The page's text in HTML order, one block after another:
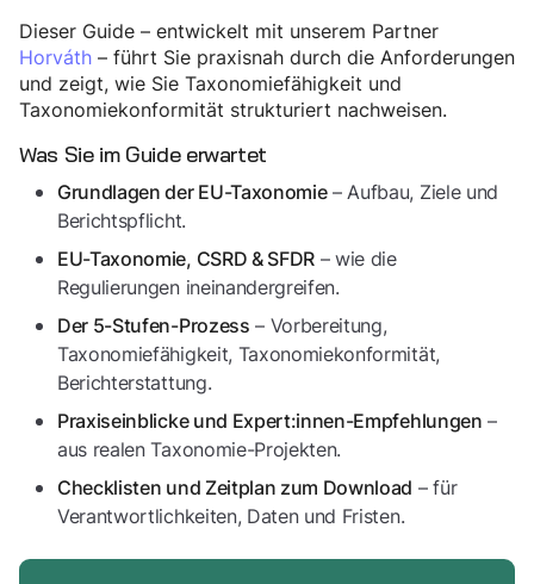
Dieser Guide – entwickelt mit unserem Partner
Horváth – führt Sie praxisnah durch die Anforderungen
und zeigt, wie Sie Taxonomiefähigkeit und
Taxonomiekonformität strukturiert nachweisen.
Was Sie im Guide erwartet
Grundlagen der EU-Taxonomie– Aufbau, Ziele und
Berichtspflicht.
EU-Taxonomie, CSRD & SFDR – wie die
Regulierungen ineinandergreifen.
Der 5-Stufen-Prozess – Vorbereitung,
Taxonomiefähigkeit, Taxonomiekonformität,
Berichterstattung.
Praxiseinblicke und Expert:innen-Empfehlungen –
aus realen Taxonomie-Projekten.
Checklisten und Zeitplan zum Download – für
Verantwortlichkeiten, Daten und Fristen.